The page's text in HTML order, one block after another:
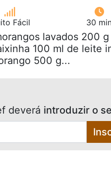
Fácil 30
lavados 200
100 ml de leite
500 g...
deverá introduzir o